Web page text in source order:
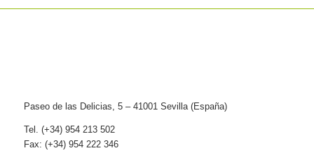
Paseo de las Delicias, 5 – 41001 Sevilla (España)
Tel. (+34) 954 213 502
Fax: (+34) 954 222 346